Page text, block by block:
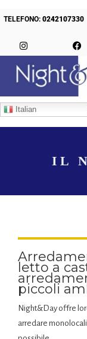
TELEFONO:0242107330
Italian
IL
letto a
piccoli
Night&Day offre
arredare